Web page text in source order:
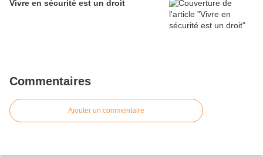
Vivre en sécurité est un droit
Commentaires
Ajouter un commentaire